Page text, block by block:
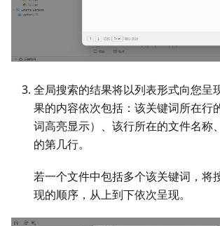
全局搜索的结果将以列表形式向您呈
果的内容依次包括：该关键词所在行
词高亮显示）、该行所在的文件名称
的第几行。
若一个文件中包括多个该关键词，将
现的顺序，从上到下依次呈现。